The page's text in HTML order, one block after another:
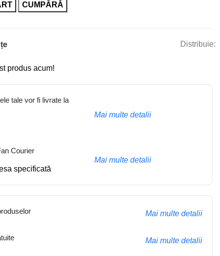
CUMPĂRĂ
Distribuie:
produs acum!
tale vor fi livrate la
Mai multe detalii
Courier
specificată
Mai multe detalii
Mai multe detalii
Mai multe detalii